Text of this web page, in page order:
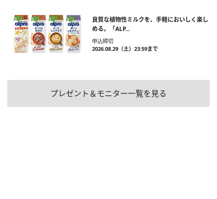
良質な植物性ミルクを、手軽においしく楽し
める。「ALP...
申込締切
2026.08.29（土）23:59まで
プレゼント＆モニター一覧を見る